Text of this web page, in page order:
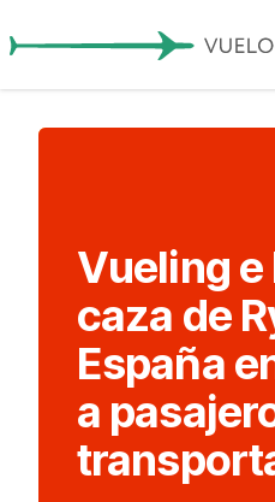
Vueling e
caza de
España
a